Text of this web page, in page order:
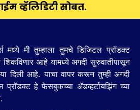
व्हॅलिडिटी सोबत.
मध्ये मी तुम्हाला तुमचे डिजिटल प्रॉडक्ट
आहे यामध्ये अगदी सुरुवातीपासून
दिली आहे. याचा वापर करून तुम्ही अगदी
प्रॉडक्ट हे फेसबुकच्या ॲडव्हर्टायझिंग च्या